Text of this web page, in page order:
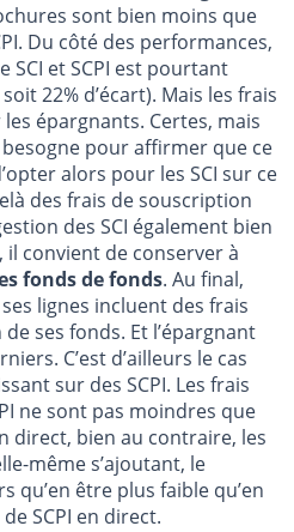
sont bien moins que
Du côté des performances,
SCI et SCPI est pourtant
22% d’écart). Mais les frais
épargnants. Certes, mais
pour affirmer que ce
alors pour les SCI sur ce
des frais de souscription
des SCI également bien
il convient de conserver à
fonds de fonds. Au final,
lignes incluent des frais
ses fonds. Et l’épargnant
C’est d’ailleurs le cas
sur des SCPI. Les frais
ne sont pas moindres que
direct, bien au contraire, les
même s’ajoutant, le
qu’en être plus faible qu’en
SCPI en direct.